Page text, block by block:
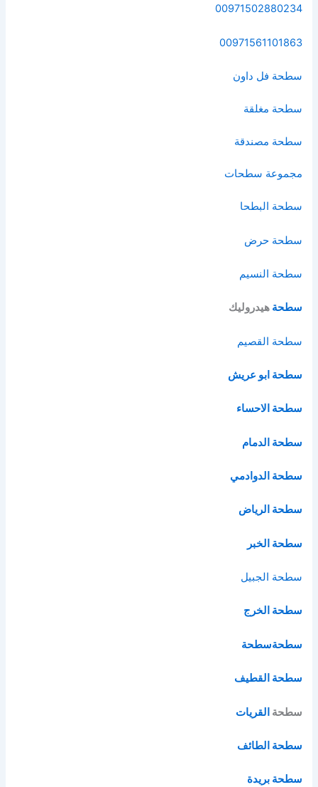
00971502880234
00971561101863
سطحة فل داون
سطحة مغلقة
سطحة مصندقة
مجموعة سطحات
سطحة البطحا
سطحة حرض
سطحة النسيم
سطحة هيدروليك
سطحة القصيم
سطحة ابو عريش
سطحة الاحساء
سطحة الدمام
سطحة الدوادمي
سطحة الرياض
سطحة الخبر
سطحة الجبيل
سطحة الخرج
سطحةسطحة
سطحة القطيف
سطحة القريات
سطحة الطائف
سطحة بريدة